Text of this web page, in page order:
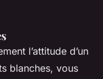
l’attitude d’un
blanches, vous